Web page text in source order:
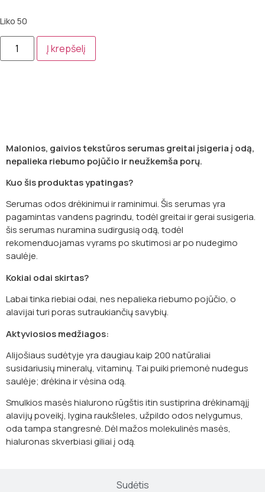
Liko 50
Į krepšelį
Sudėtis
Malonios, gaivios tekstūros serumas greitai įsigeria į odą,
nepalieka riebumo pojūčio ir neužkemša porų.
Kuo šis produktas ypatingas?
Serumas odos drėkinimui ir raminimui. Šis serumas yra
pagamintas vandens pagrindu, todėl greitai ir gerai susigeria.
šis serumas nuramina sudirgusią odą, todėl
rekomenduojamas vyrams po skutimosi ar po nudegimo
saulėje.
Kokiai odai skirtas?
Labai tinka riebiai odai, nes nepalieka riebumo pojūčio, o
alavijai turi poras sutraukiančių savybių.
Aktyviosios medžiagos:
Alijošiaus sudėtyje yra daugiau kaip 200 natūraliai
susidariusių mineralų, vitaminų. Tai puiki priemonė nudegus
saulėje; drėkina ir vėsina odą.
Smulkios masės hialurono rūgštis itin sustiprina drėkinamąjį
alavijų poveikį, lygina raukšleles, užpildo odos nelygumus,
oda tampa stangresnė. Dėl mažos molekulinės masės,
hialuronas skverbiasi giliai į odą.